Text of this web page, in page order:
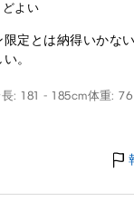
よい
定とは納得いかな
。
: 181 - 185cm体重: